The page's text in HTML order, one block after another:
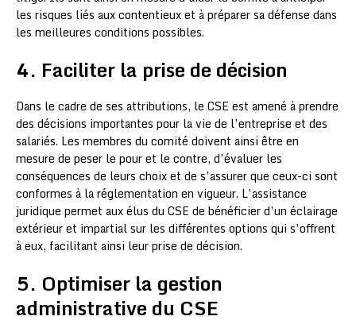
les risques liés aux contentieux et à préparer sa défense dans
les meilleures conditions possibles.
4. Faciliter la prise de décision
Dans le cadre de ses attributions, le CSE est amené à prendre
des décisions importantes pour la vie de l’entreprise et des
salariés. Les membres du comité doivent ainsi être en
mesure de peser le pour et le contre, d’évaluer les
conséquences de leurs choix et de s’assurer que ceux-ci sont
conformes à la réglementation en vigueur. L’assistance
juridique permet aux élus du CSE de bénéficier d’un éclairage
extérieur et impartial sur les différentes options qui s’offrent
à eux, facilitant ainsi leur prise de décision.
5. Optimiser la gestion
administrative du CSE